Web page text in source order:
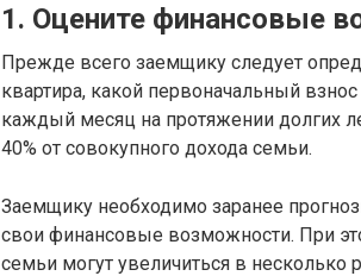
1. Оцените финансовые
Прежде всего заемщику следует
квартира, какой первоначальный
каждый месяц на протяжении долгих
40% от совокупного дохода семьи.
Заемщику необходимо заранее
свои финансовые возможности. При
семьи могут увеличиться в